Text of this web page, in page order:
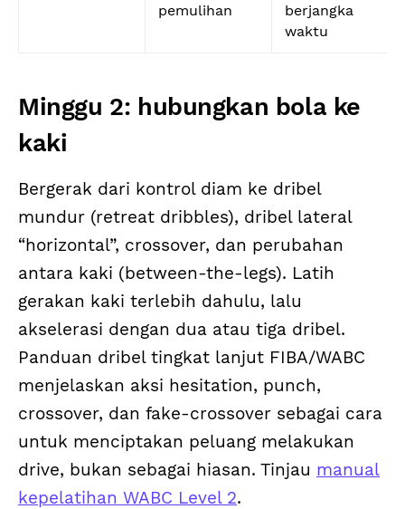
pemulihan
berjangka
waktu
Minggu 2: hubungkan bola ke
kaki
Bergerak dari kontrol diam ke dribel
mundur (retreat dribbles), dribel lateral
“horizontal”, crossover, dan perubahan
antara kaki (between-the-legs). Latih
gerakan kaki terlebih dahulu, lalu
akselerasi dengan dua atau tiga dribel.
Panduan dribel tingkat lanjut FIBA/WABC
menjelaskan aksi hesitation, punch,
crossover, dan fake-crossover sebagai cara
untuk menciptakan peluang melakukan
drive, bukan sebagai hiasan. Tinjau manual
kepelatihan WABC Level 2.